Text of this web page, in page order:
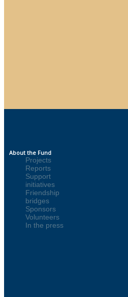
About the Fund
Projects
Reports
Support
initiatives
Friendship
bridges
Sponsors
Volunteers
In the press